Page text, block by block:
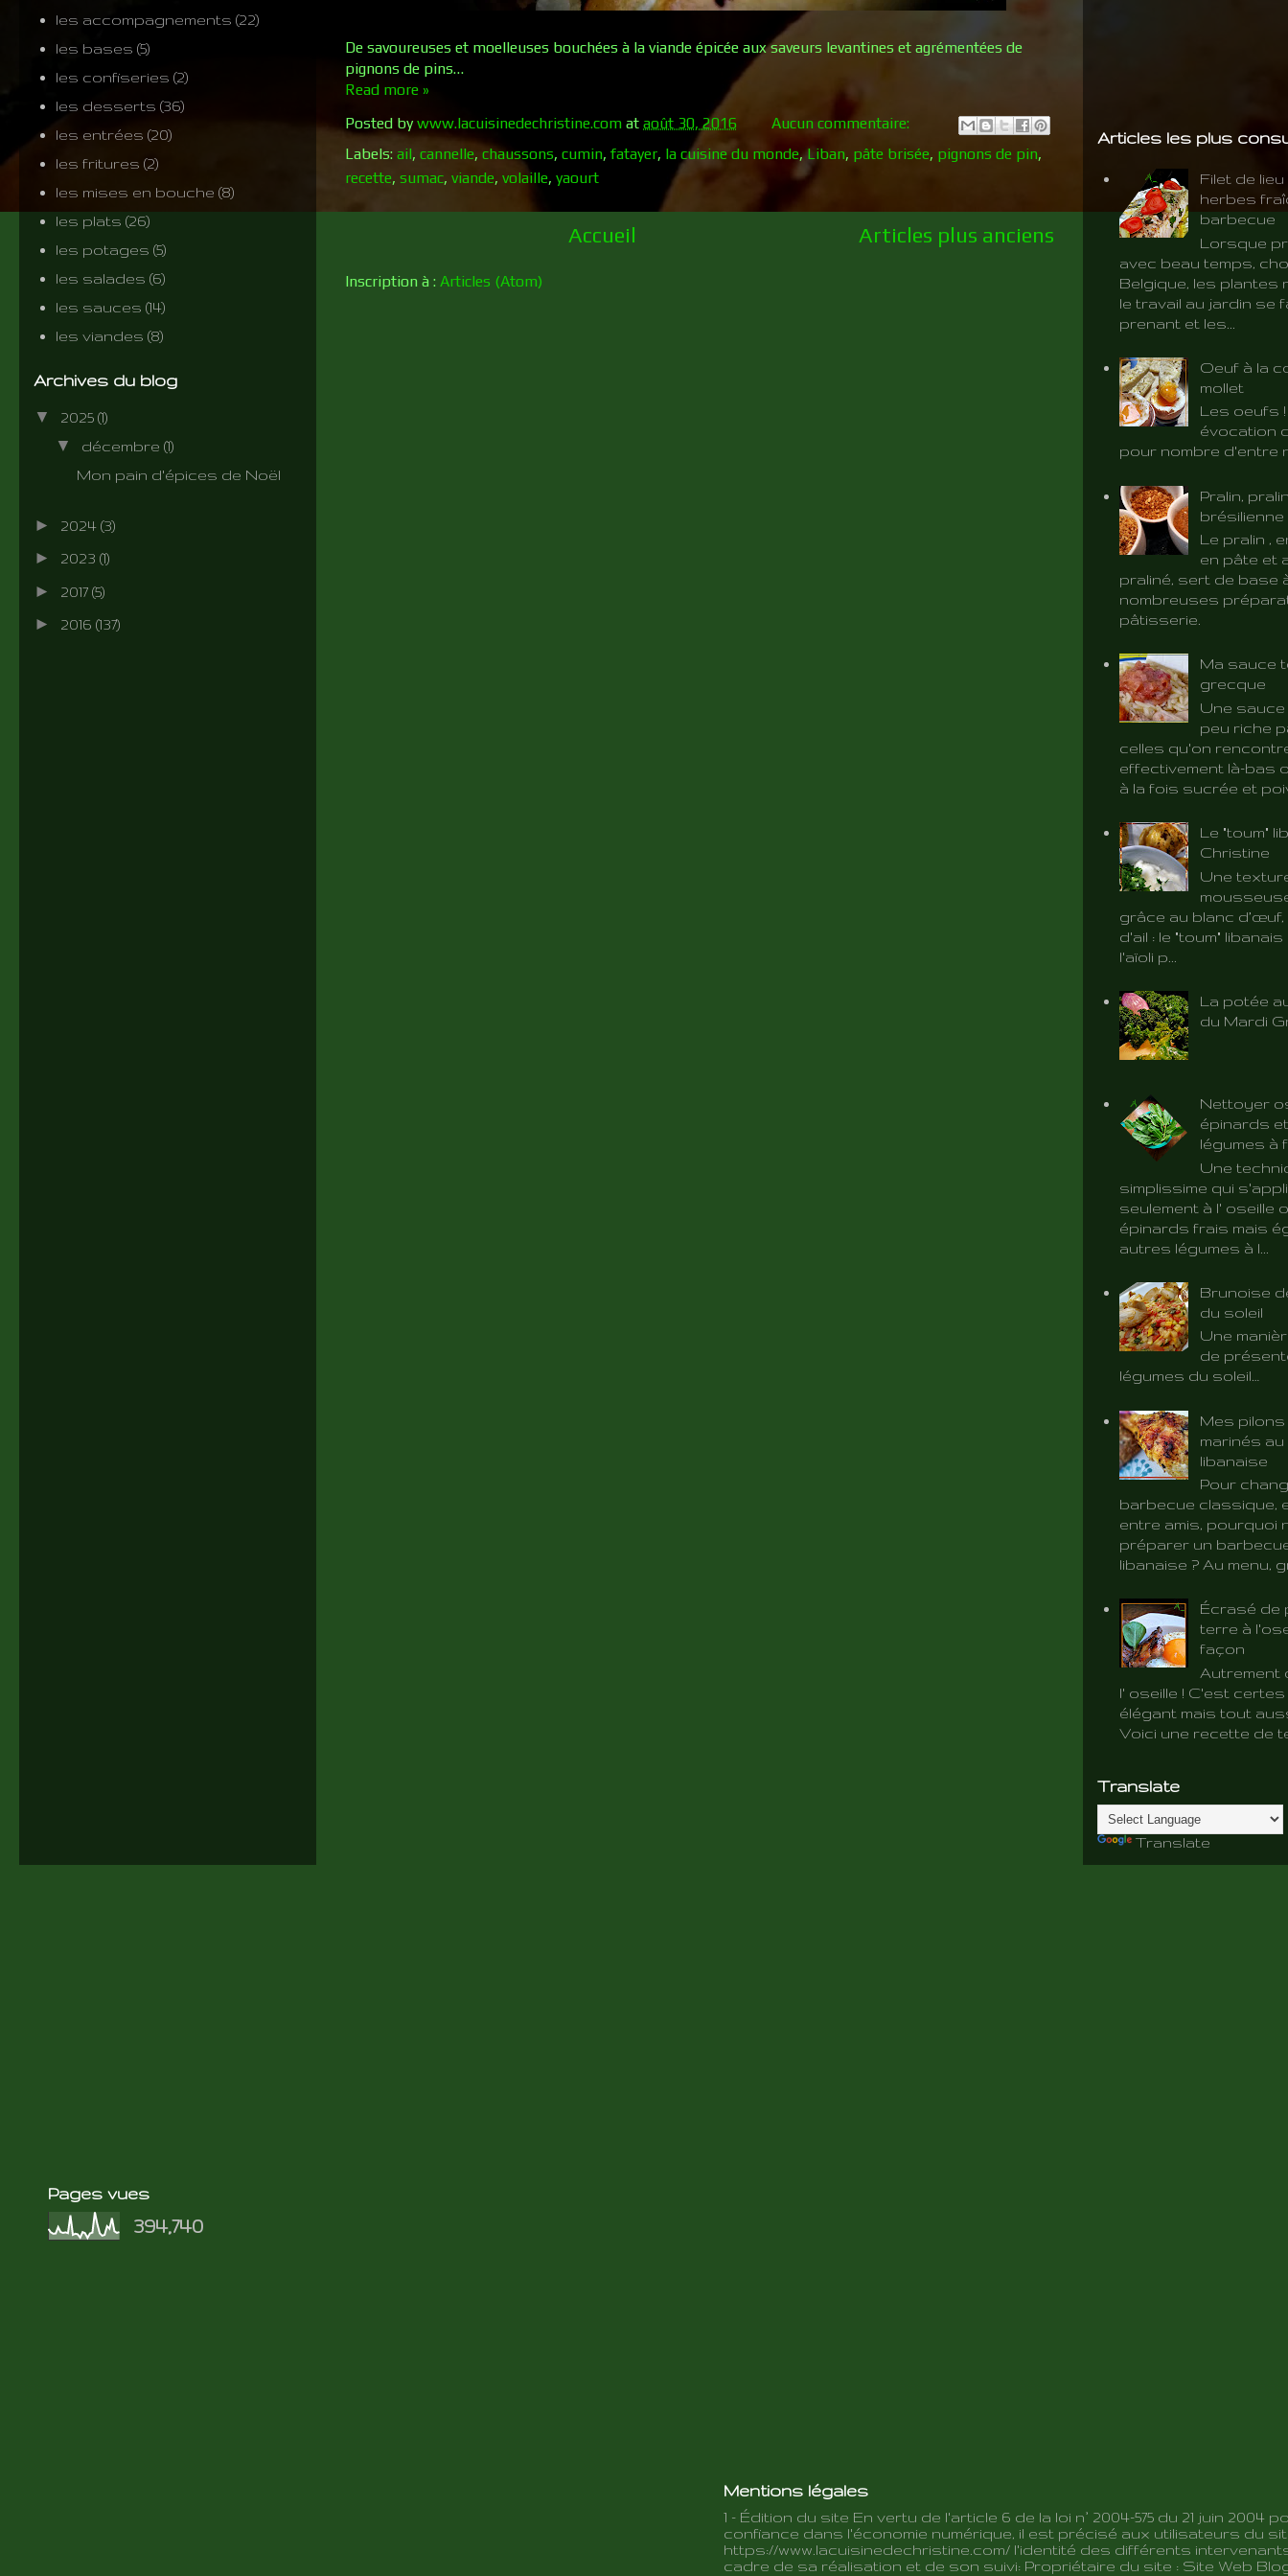
De savoureuses et moelleuses bouchées à la viande épicée aux saveurs levantines et agrémentées de
pignons de pins…
Read more »
Posted bywww.lacuisinedechristine.com at août 30, 2016
Aucun commentaire:
Labels: ail, cannelle, chaussons, cumin, fatayer, la cuisine du monde,Liban, pâte brisée, pignons de pin,
recette, sumac, viande, volaille, yaourt
Articles plus anciens
Accueil
Inscription à : Articles (Atom)
les accompagnements (22)
les bases (5)
les confiseries (2)
les desserts (36)
les entrées (20)
les fritures (2)
les mises en bouche (8)
les plats (26)
les potages (5)
les salades (6)
les sauces (14)
les viandes (8)
Archives du blog
▼ 2025 (1)
▼ décembre (1)
Mon pain d'épices de Noël
► 2024 (3)
► 2023 (1)
► 2017 (5)
► 2016 (137)
Articles les plus
Filet de
herbes
barbecue
Lorsque
avec beau temps,
Belgique, les plantes
le travail au jardin se
prenant et les...
Oeuf à la
mollet
Les oeufs
évocation
pour nombre d'entre
Pralin,
brésilienne
Le pralin ,
en pâte et
praliné, sert de base
nombreuses
pâtisserie.
Ma sauce
grecque
Une sauce
peu riche
celles qu'on
effectivement là-bas
à la fois sucrée et
Le "toum"
Christine
Une
grâce au blanc
d'ail : le "toum"
l'aïoli p...
La potée
du Mardi
Nettoyer
épinards
légumes à
Une
simplissime qui
seulement à l' oseille
épinards frais mais
autres légumes à l...
Brunoise
du soleil
Une
de
légumes du soleil…
Mes
marinés
libanaise
Pour
barbecue classique,
entre amis, pourquoi
préparer un
libanaise ? Au menu,
Écrasé de
terre à
façon
Autrement
l' oseille ! C'est certes
élégant mais tout
Voici une recette de
Translate
Translate
Pages vues
394,740
Mentions légales
1 - Édition du site En vertu de l'article 6 de la loi n° 2004-575 du 21 juin 2004
confiance dans l'économie numérique, il est précisé aux utilisateurs du
https://www.lacuisinedechristine.com/ l'identité des différents
cadre de sa réalisation et de son suivi: Propriétaire du site : Site Web